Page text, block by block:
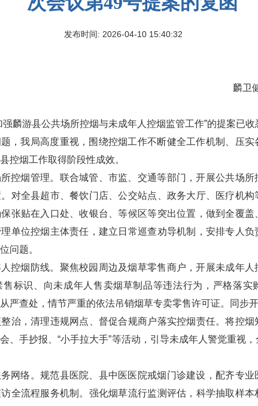
发布时间: 2026-04-10 15:40:32
麟卫
强麟游县公共场所控烟与未成年人控烟监管工作”的提案已收
，我局高度重视，围绕控烟工作不断健全工作机制、压实
控烟工作取得阶段性成效。
控烟管理。联合城管、市监、交通等部门，开展公共场所
对全县超市、餐饮门店、公交站点、政务大厅、医疗机构
张贴在入口处、收银台、等候区等突出位置，做到全覆盖
单位控烟主体责任，建立日常巡查劝导机制，安排专人负
问题。
控烟防线。聚焦校园周边及烟草零售商户，开展未成年人
标识、向未成年人售卖烟草制品等违法行为，严格落实
严查处，情节严重的依法吊销烟草专卖零售许可证。同步
治，清理违规网点、督促合规商户落实控烟责任。将控烟
、手抄报、“小手拉大手”等活动，引导未成年人警觉重视
网络。规范县医院、县中医医院戒烟门诊建设，配齐专业
全流程服务机制。强化烟草流行监测评估，科学抽取样本